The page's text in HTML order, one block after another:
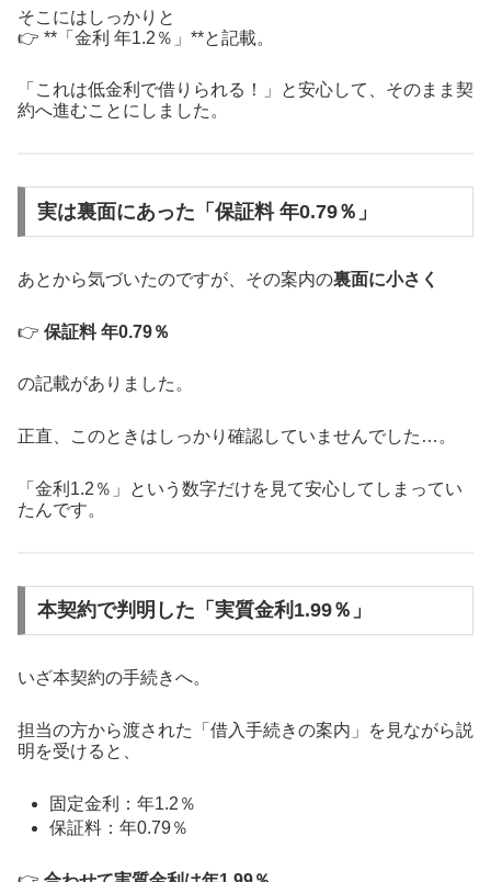
そこにはしっかりと
👉 **「金利 年1.2％」**と記載。
「これは低金利で借りられる！」と安心して、そのまま契
約へ進むことにしました。
実は裏面にあった「保証料 年0.79％」
あとから気づいたのですが、その案内の裏面に小さく
👉 保証料 年0.79％
の記載がありました。
正直、このときはしっかり確認していませんでした…。
「金利1.2％」という数字だけを見て安心してしまってい
たんです。
本契約で判明した「実質金利1.99％」
いざ本契約の手続きへ。
担当の方から渡された「借入手続きの案内」を見ながら説
明を受けると、
固定金利：年1.2％
保証料：年0.79％